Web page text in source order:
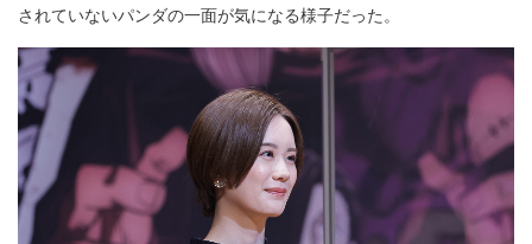
されていないパンダの一面が気になる様子だった。